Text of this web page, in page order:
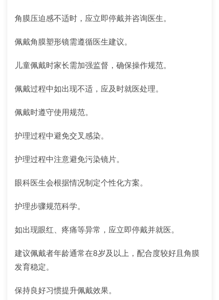
角膜压迫感不适时，应立即停戴并咨询医生。
佩戴角膜塑形镜需遵循医生建议。
儿童佩戴时家长需加强监督，确保操作规范。
佩戴过程中如出现不适，应及时就医处理。
佩戴时遵守使用规范。
护理过程中避免交叉感染。
护理过程中注意避免污染镜片。
眼科医生会根据情况制定个性化方案。
护理步骤规范科学。
如出现眼红、疼痛等异常，应立即停戴并就医。
建议佩戴者年龄通常在8岁及以上，配合度较好且角膜
发育稳定。
保持良好习惯提升佩戴效果。